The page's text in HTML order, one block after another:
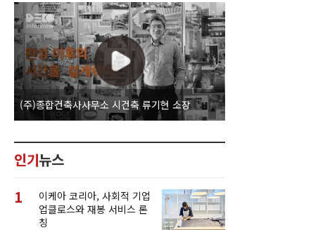
(주)종합건축사사무소 시건축 류기현 소장
인기뉴스
1
이케아 코리아, 사회적 기업
업클로스와 재봉 서비스 론
칭